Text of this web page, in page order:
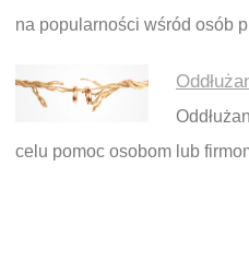
na popularności wśród osób
celu pomoc osobom lub